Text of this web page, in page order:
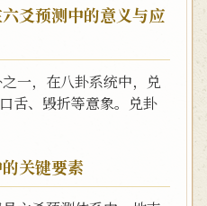
爻预测中的意义与应
一，在八卦系统中，兑
舌、毁折等意象。兑卦
关键要素